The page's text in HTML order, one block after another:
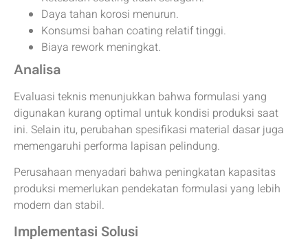
Daya tahan korosi menurun.
Konsumsi bahan coating relatif tinggi.
Biaya rework meningkat.
Analisa
Evaluasi teknis menunjukkan bahwa formulasi yang
digunakan kurang optimal untuk kondisi produksi saat
ini. Selain itu, perubahan spesifikasi material dasar juga
memengaruhi performa lapisan pelindung.
Perusahaan menyadari bahwa peningkatan kapasitas
produksi memerlukan pendekatan formulasi yang lebih
modern dan stabil.
Implementasi Solusi